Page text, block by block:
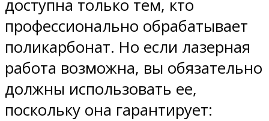
доступна только тем, кто
профессионально обрабатывает
поликарбонат. Но если лазерная
работа возможна, вы обязательно
должны использовать ее,
поскольку она гарантирует: